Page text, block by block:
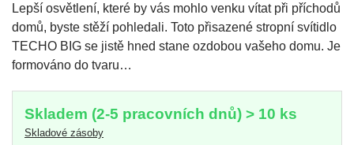
Lepší osvětlení, které by vás mohlo venku vítat při příchodů
domů, byste stěží pohledali. Toto přisazené stropní svítidlo
TECHO BIG se jistě hned stane ozdobou vašeho domu. Je
formováno do tvaru…
Skladem (2-5 pracovních dnů) > 10 ks
Skladové zásoby